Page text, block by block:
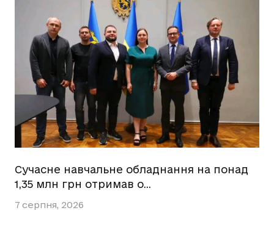
Сучасне навчальне обладнання на понад
1,35 млн грн отримав о…
7 серпня, 2026